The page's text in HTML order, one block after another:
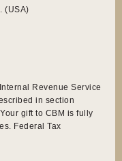
(USA)
Revenue Service
in section
gift to CBM is fully
Federal Tax